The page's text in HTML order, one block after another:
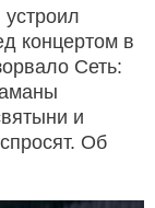
концертом в
Сеть:
и
Об